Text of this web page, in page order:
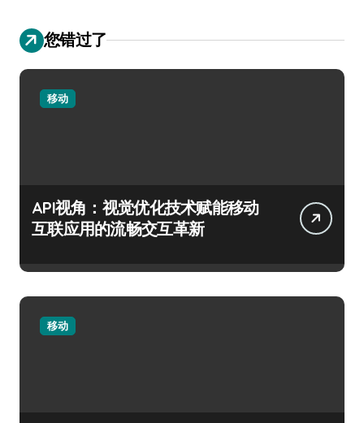
您错过了
移动
API视角：视觉优化技术赋能移动
互联应用的流畅交互革新
移动